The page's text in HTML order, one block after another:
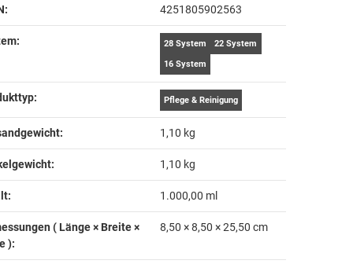
4251805902563
28 System 22 System
16 System
Pflege & Reinigung
1,10 kg
1,10 kg
1.000,00 ml
( Länge × Breite ×
)‍:
8,50 × 8,50 × 25,50 cm